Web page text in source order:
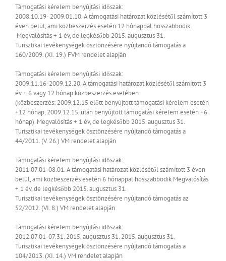
Támogatási kérelem benyújtási időszak:
2008.10.19- 2009.01.10.A támogatási határozat közlésétől számított 3
éven belül, ami közbeszerzés esetén 12 hónappal hosszabbodik
Megvalósítás + 1 év, de legkésőbb 2015. augusztus 31.
Turisztikai tevékenységek ösztönzésére nyújtandó támogatás a
160/2009. (XI. 19.) FVM rendelet alapján
Támogatási kérelem benyújtási időszak:
2009.11.16-2009.12.20.A támogatási határozat közlésétől számított 3
év + 6 vagy 12 hónap közbeszerzés esetében
(közbeszerzés: 2009.12.15 előtt benyújtott támogatási kérelem esetén
+12 hónap, 2009.12.15. után benyújtott támogatási kérelem esetén +6
hónap). Megvalósítás + 1 év, de legkésőbb 2015. augusztus 31.
Turisztikai tevékenységek ösztönzésére nyújtandó támogatás a
44/2011. (V. 26.) VM rendelet alapján
Támogatási kérelem benyújtási időszak:
2011.07.01-08.01.A támogatási határozat közlésétől számított 3 éven
belül, ami közbeszerzés esetén 6 hónappal hosszabbodik Megvalósítás
+ 1 év, de legkésőbb 2015. augusztus 31.
Turisztikai tevékenységek ösztönzésére nyújtandó támogatás az
52/2012. (VI. 8.) VM rendelet alapján
Támogatási kérelem benyújtási időszak:
2012.07.01-07.31. 2015. augusztus 31. 2015. augusztus 31.
Turisztikai tevékenységek ösztönzésére nyújtandó támogatás a
104/2013. (XI. 14.) VM rendelet alapján